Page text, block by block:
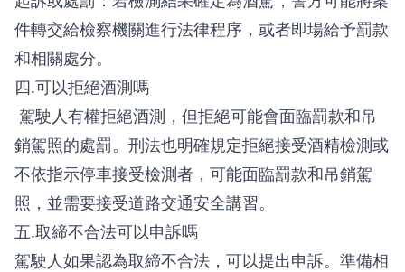
件轉交給檢察機關進行法律程序，或者即場給予罰款
和相關處分。
四.可以拒絕酒測嗎
駕駛人有權拒絕酒測，但拒絕可能會面臨罰款和吊
銷駕照的處罰。刑法也明確規定拒絕接受酒精檢測或
不依指示停車接受檢測者，可能面臨罰款和吊銷駕
照，並需要接受道路交通安全講習。
五.取締不合法可以申訴嗎
駕駛人如果認為取締不合法，可以提出申訴。準備相